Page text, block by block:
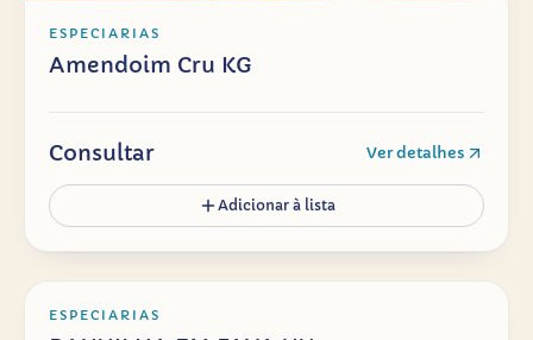
ESPECIARIAS
Amendoim Cru KG
Consultar Ver detalhes
Adicionar à lista
ESPECIARIAS